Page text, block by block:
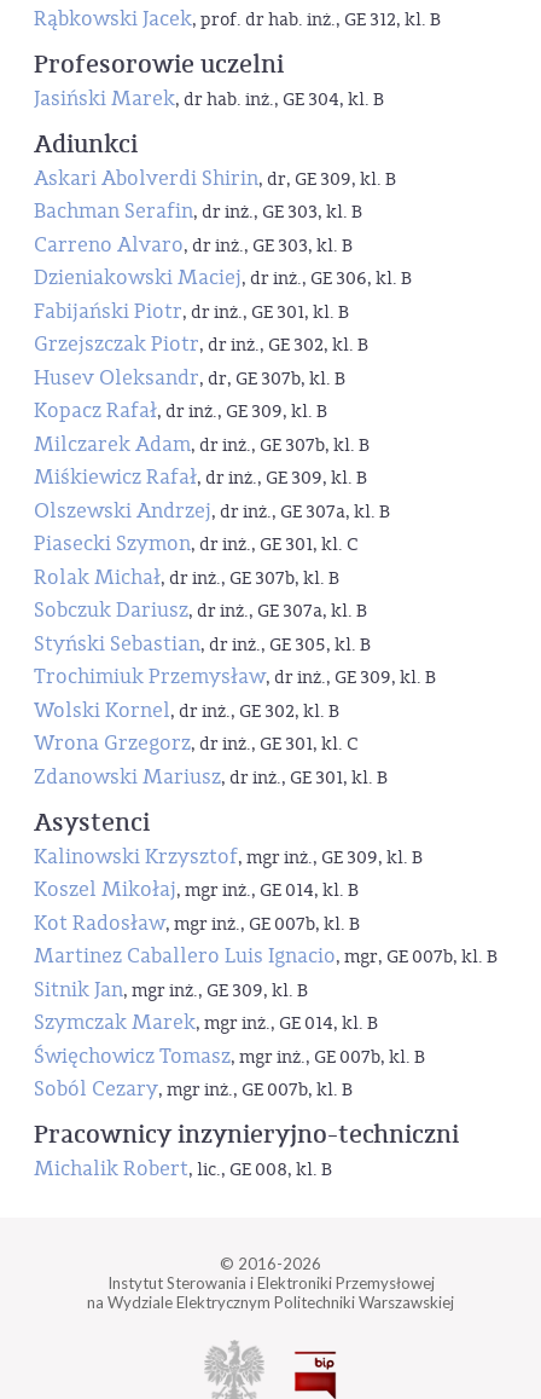
Rąbkowski Jacek, prof. dr hab. inż., GE 312, kl. B
Profesorowie uczelni
Jasiński Marek, dr hab. inż., GE 304, kl. B
Adiunkci
Askari Abolverdi Shirin, dr, GE 309, kl. B
Bachman Serafin, dr inż., GE 303, kl. B
Carreno Alvaro, dr inż., GE 303, kl. B
Dzieniakowski Maciej, dr inż., GE 306, kl. B
Fabijański Piotr, dr inż., GE 301, kl. B
Grzejszczak Piotr, dr inż., GE 302, kl. B
Husev Oleksandr, dr, GE 307b, kl. B
Kopacz Rafał, dr inż., GE 309, kl. B
Milczarek Adam, dr inż., GE 307b, kl. B
Miśkiewicz Rafał, dr inż., GE 309, kl. B
Olszewski Andrzej, dr inż., GE 307a, kl. B
Piasecki Szymon, dr inż., GE 301, kl. C
Rolak Michał, dr inż., GE 307b, kl. B
Sobczuk Dariusz, dr inż., GE 307a, kl. B
Styński Sebastian, dr inż., GE 305, kl. B
Trochimiuk Przemysław, dr inż., GE 309, kl. B
Wolski Kornel, dr inż., GE 302, kl. B
Wrona Grzegorz, dr inż., GE 301, kl. C
Zdanowski Mariusz, dr inż., GE 301, kl. B
Asystenci
Kalinowski Krzysztof, mgr inż., GE 309, kl. B
Koszel Mikołaj, mgr inż., GE 014, kl. B
Kot Radosław, mgr inż., GE 007b, kl. B
Martinez Caballero Luis Ignacio, mgr, GE 007b, kl. B
Sitnik Jan, mgr inż., GE 309, kl. B
Szymczak Marek, mgr inż., GE 014, kl. B
Święchowicz Tomasz, mgr inż., GE 007b, kl. B
Soból Cezary, mgr inż., GE 007b, kl. B
Pracownicy inzynieryjno-techniczni
Michalik Robert, lic., GE 008, kl. B
© 2016-2026
Instytut Sterowania i Elektroniki Przemysłowej
na Wydziale Elektrycznym Politechniki Warszawskiej